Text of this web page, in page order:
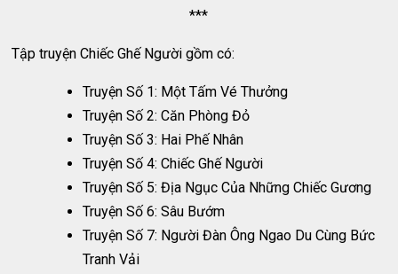
***
Tập truyện Chiếc Ghế Người gồm có:
Truyện Số 1: Một Tấm Vé Thưởng
Truyện Số 2: Căn Phòng Đỏ
Truyện Số 3: Hai Phế Nhân
Truyện Số 4: Chiếc Ghế Người
Truyện Số 5: Địa Ngục Của Những Chiếc Gương
Truyện Số 6: Sâu Bướm
Truyện Số 7: Người Đàn Ông Ngao Du Cùng Bức
Tranh Vải